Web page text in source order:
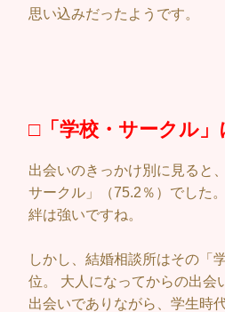
思い込みだったようです。
□「学校・サークル
出会いのきっかけ別に見ると
サークル」（75.2％）でした
絆は強いですね。
しかし、結婚相談所はその「
位。 大人になってからの出会
出会いでありながら、学生時